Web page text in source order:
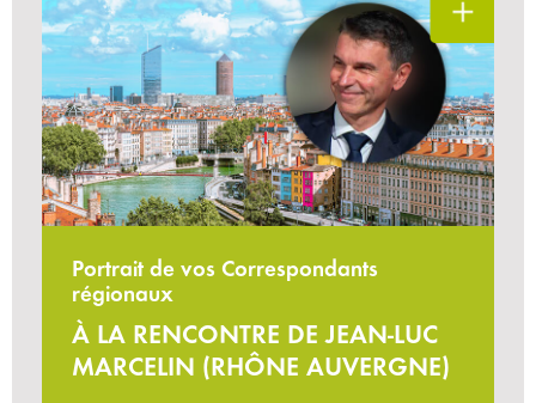
Portrait de vos Correspondants
régionaux
À LA RENCONTRE DE JEAN-LUC
MARCELIN (RHÔNE AUVERGNE)